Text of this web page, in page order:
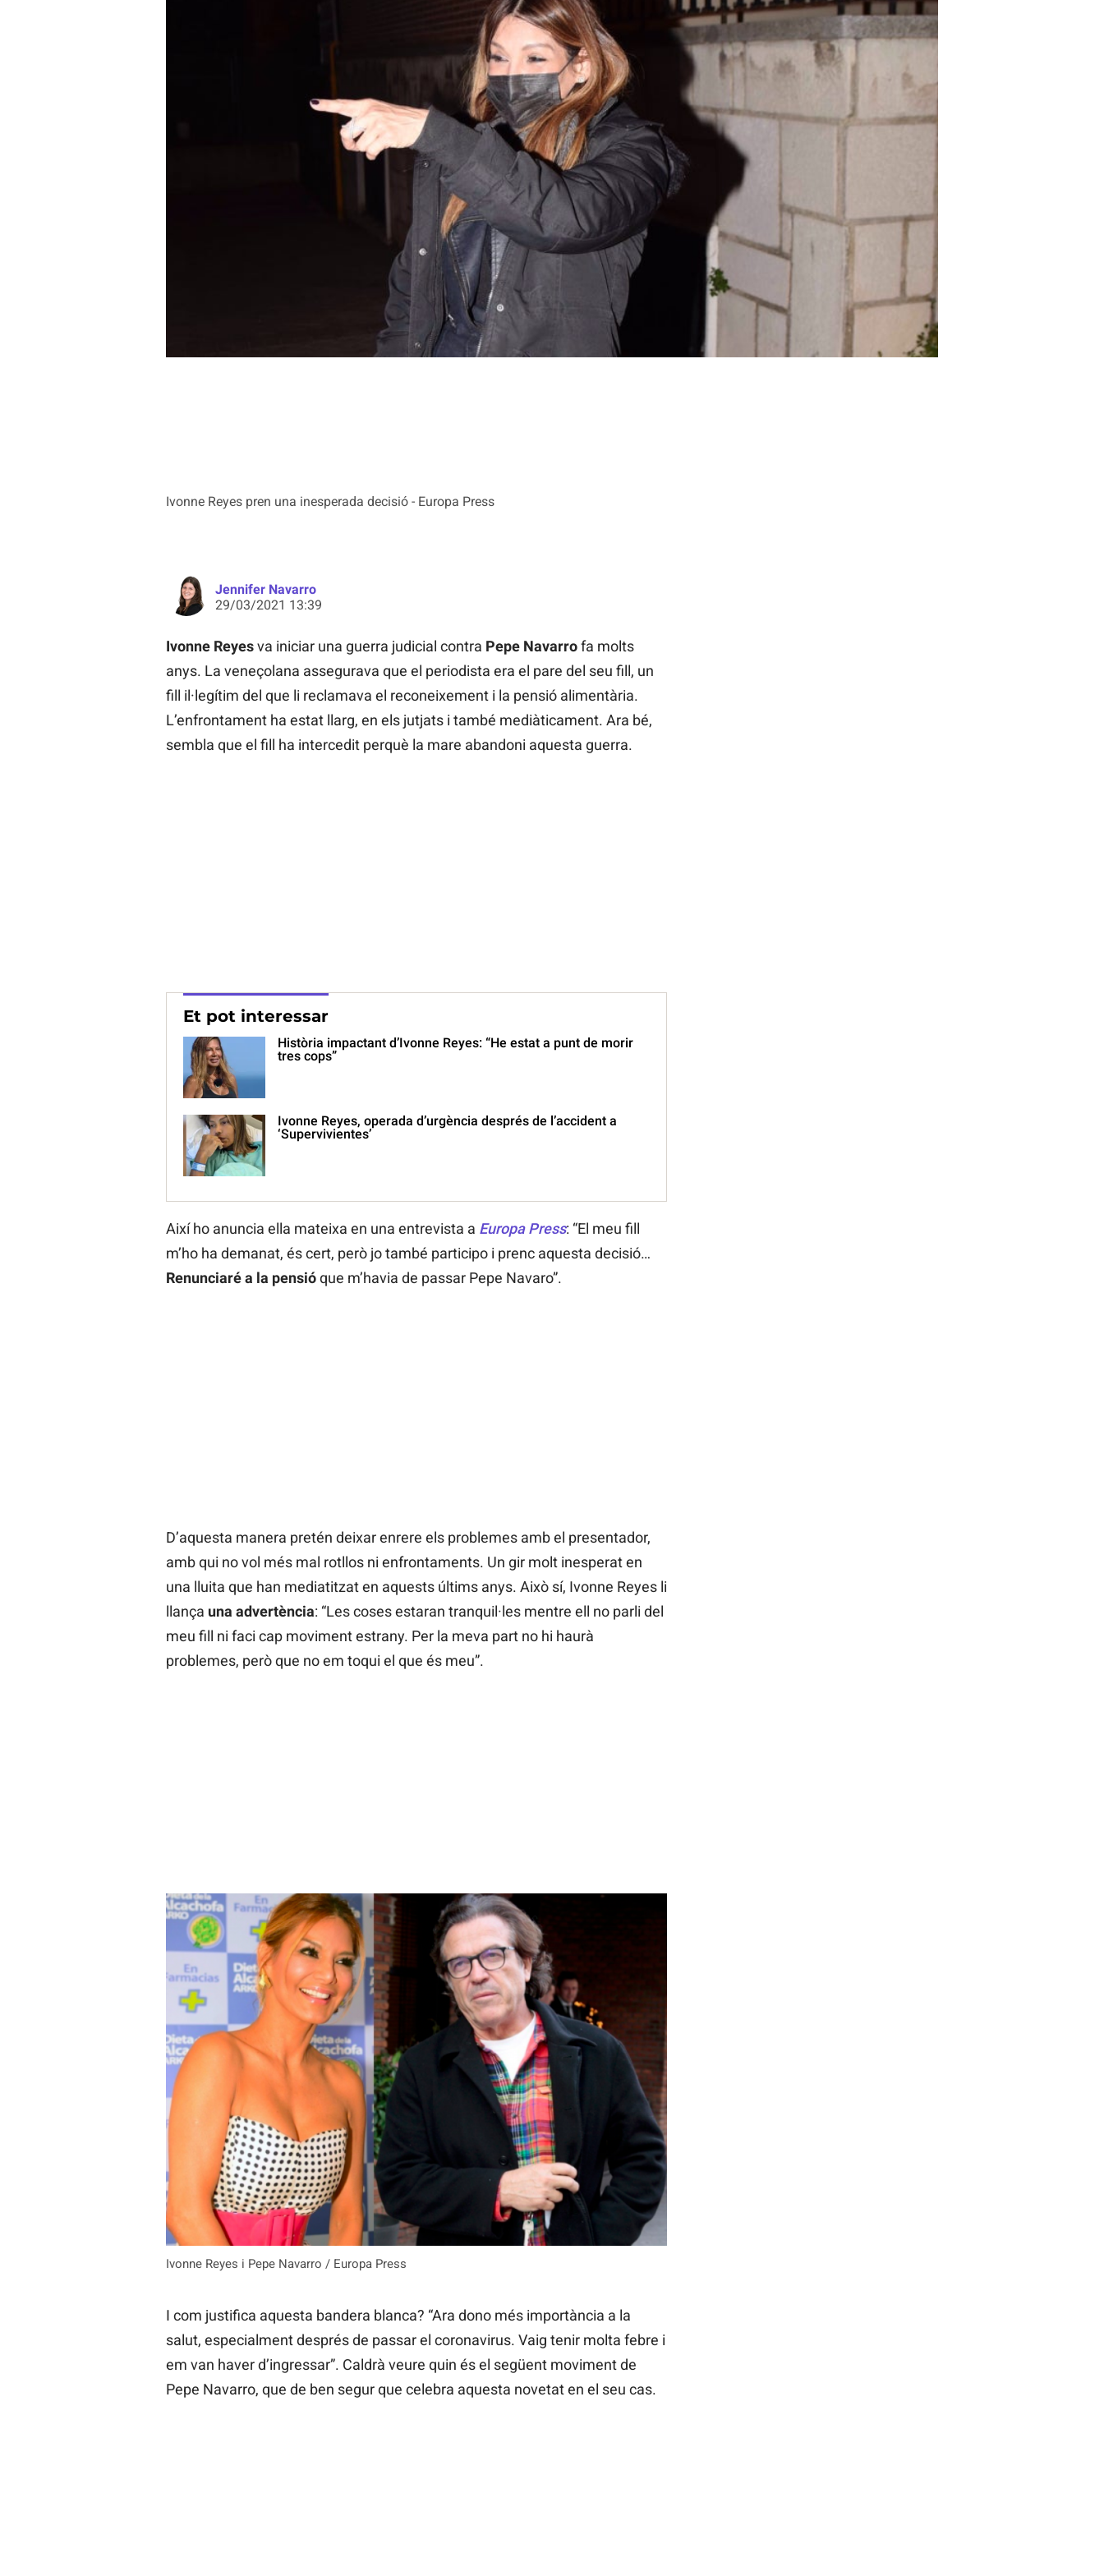
Ivonne Reyes pren una inesperada decisió - Europa Press
Jennifer Navarro
29/03/2021 13:39
Ivonne Reyesva iniciar una guerra judicial contra Pepe Navarrofa molts
anys. La veneçolana assegurava que el periodista era el pare del seu fill, un
fill il·legítim del que li reclamava el reconeixement i la pensió alimentària.
L’enfrontament ha estat llarg, en els jutjats i també mediàticament. Ara bé,
sembla que el fill ha intercedit perquè la mare abandoni aquesta guerra.
Et pot interessar
Història impactant d’Ivonne Reyes: “He estat a punt de morir
tres cops”
Ivonne Reyes, operada d’urgència després de l’accident a
‘Supervivientes’
Així ho anuncia ella mateixa en una entrevista a Europa Press: “El meu fill
m’ho ha demanat, és cert, però jo també participo i prenc aquesta decisió…
Renunciaré a la pensióque m’havia de passar Pepe Navaro”.
D’aquesta manera pretén deixar enrere els problemes amb el presentador,
amb qui no vol més mal rotllos ni enfrontaments. Un gir molt inesperat en
una lluita que han mediatitzat en aquests últims anys. Això sí, Ivonne Reyes li
llança una advertència: “Les coses estaran tranquil·les mentre ell no parli del
meu fill ni faci cap moviment estrany. Per la meva part no hi haurà
problemes, però que no em toqui el que és meu”.
Ivonne Reyes i Pepe Navarro / Europa Press
I com justifica aquesta bandera blanca? “Ara dono més importància a la
salut, especialment després de passar el coronavirus. Vaig tenir molta febre i
em van haver d’ingressar”. Caldrà veure quin és el següent moviment de
Pepe Navarro, que de ben segur que celebra aquesta novetat en el seu cas.